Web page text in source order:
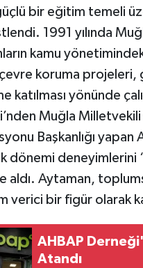
güçlü bir eğitim temeli
1991 yılında
kamu
koruma projeleri,
katılması yönünde
Muğla
Başkanlığı
dönemi deneyimlerini
aldı. Aytaman,
verici bir figür olarak
AHBAP
Atandı